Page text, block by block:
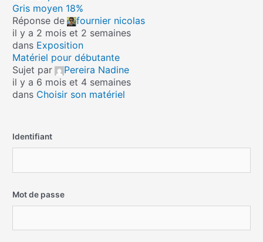
Gris moyen 18%
Réponse de
fournier nicolas
il y a 2 mois et 2 semaines
dans Exposition
Matériel pour débutante
Sujet par
Pereira Nadine
il y a 6 mois et 4 semaines
dans Choisir son matériel
Identifiant
Mot de passe